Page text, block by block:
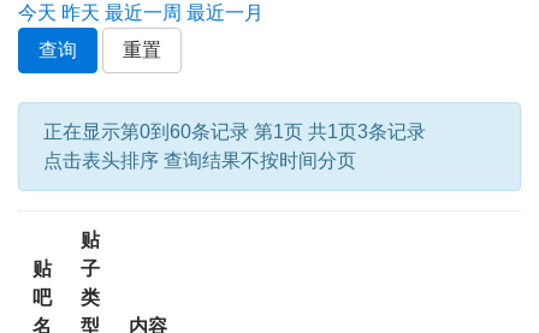
今天 昨天 最近一周 最近一月
查询
重置
正在显示第0到60条记录 第1页 共1页3条记录
点击表头排序 查询结果不按时间分页
贴
吧
名
贴
子
类
型
内容